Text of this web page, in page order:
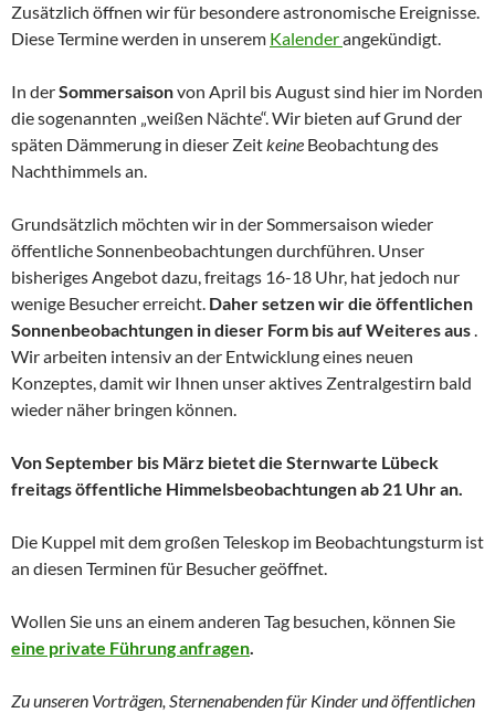
Zusätzlich öffnen wir für besondere astronomische Ereignisse.
Diese Termine werden in unserem Kalenderangekündigt.
In derSommersaisonvon April bis August sind hier im Norden
die sogenannten „weißen Nächte“. Wir bieten auf Grund der
späten Dämmerung in dieser Zeitkeine Beobachtung des
Nachthimmels an.
Grundsätzlich möchten wir in der Sommersaison wieder
öffentliche Sonnenbeobachtungen durchführen. Unser
bisheriges Angebot dazu, freitags 16-18 Uhr, hat jedoch nur
wenige Besucher erreicht. Daher setzen wir die öffentlichen
Sonnenbeobachtungen in dieser Form bis auf Weiteres aus.
Wir arbeiten intensiv an der Entwicklung eines neuen
Konzeptes, damit wir Ihnen unser aktives Zentralgestirn bald
wieder näher bringen können.
Von September bis März bietet die Sternwarte Lübeck
freitags öffentliche Himmelsbeobachtungen ab 21 Uhr an.
Die Kuppel mit dem großen Teleskop im Beobachtungsturm ist
an diesen Terminen für Besucher geöffnet.
Wollen Sie uns an einem anderen Tag besuchen, können Sie
eine private Führung anfragen.
Zu unseren Vorträgen, Sternenabenden für Kinder undöffentlichen